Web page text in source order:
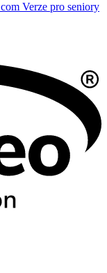
Verze pro seniory